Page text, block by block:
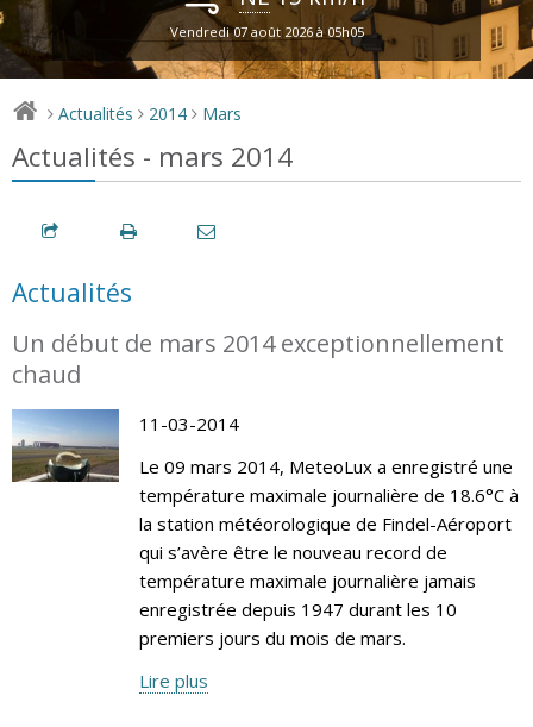
Vendredi 07 août 2026 à 05h05
> Actualités > 2014 > Mars
Actualités - mars 2014
Actualités
Un début de mars 2014 exceptionnellement
chaud
11-03-2014
Le 09 mars 2014, MeteoLux a enregistré une
température maximale journalière de 18.6°C à
la station météorologique de Findel-Aéroport
qui s’avère être le nouveau record de
température maximale journalière jamais
enregistrée depuis 1947 durant les 10
premiers jours du mois de mars.
Lire plus